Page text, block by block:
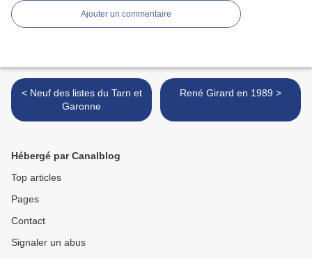
Ajouter un commentaire
< Neuf des listes du Tarn et
Garonne
René Girard en 1989 >
Hébergé par Canalblog
Top articles
Pages
Contact
Signaler un abus